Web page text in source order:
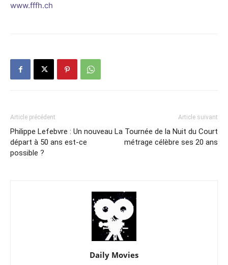
www.fffh.ch
Article précédent
Philippe Lefebvre : Un nouveau
départ à 50 ans est-ce
possible ?
Article suivant
La Tournée de la Nuit du Court
métrage célèbre ses 20 ans
Daily Movies